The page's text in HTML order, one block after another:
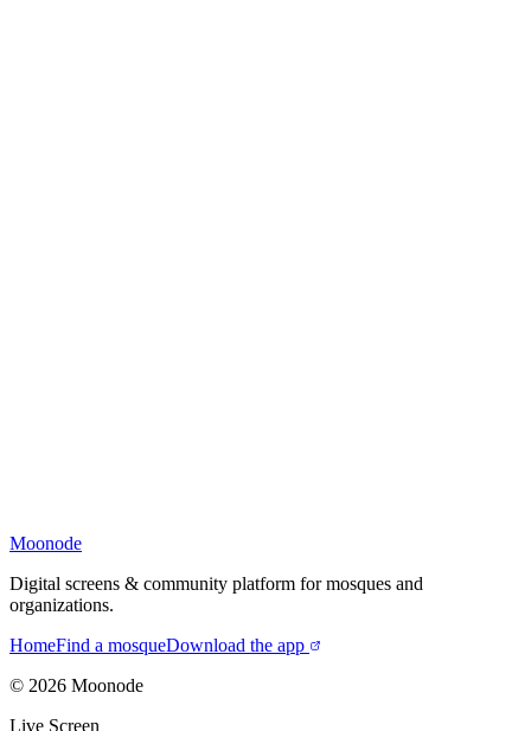
Moonode
Digital screens & community platform for mosques and
organizations.
HomeFind a mosqueDownload the app
© 2026 Moonode
Live Screen